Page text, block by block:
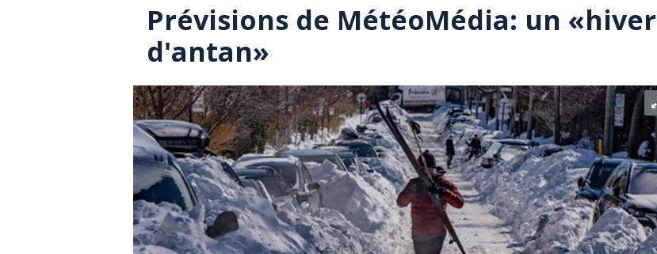
Prévisions de MétéoMédia: un «hiver
d'antan»